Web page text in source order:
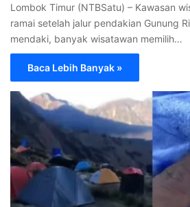
Lombok Timur (NTBSatu) – Kawasan
ramai setelah jalur pendakian Gunung
mendaki, banyak wisatawan memilih…
Baca Lebih Banyak »